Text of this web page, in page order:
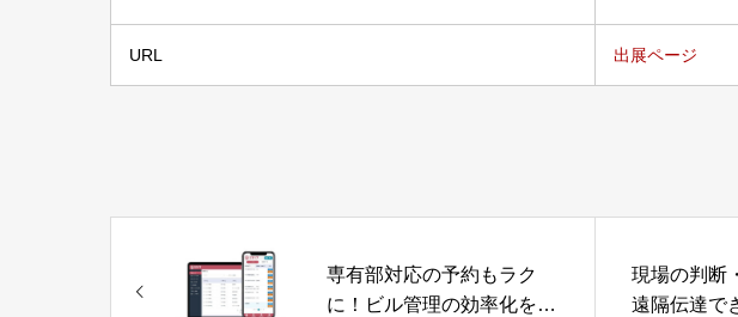
URL 出展ページ
専有部対応の予約もラク
に！ビル管理の効率化を叶
現場の判断
遠隔伝達で